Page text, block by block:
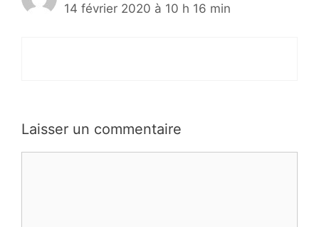
14 février 2020 à 10 h 16 min
Laisser un commentaire